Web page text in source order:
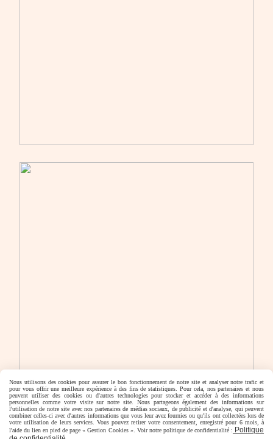
Nous utilisons des cookies pour assurer le bon fonctionnement de notre site et analyser notre trafic et
pour vous offrir une meilleure expérience à des fins de statistiques. Pour cela, nos partenaires et nous
peuvent utiliser des cookies ou d'autres technologies pour stocker et accéder à des informations
personnelles comme votre visite sur notre site. Nous partageons également des informations sur
l'utilisation de notre site avec nos partenaires de médias sociaux, de publicité et d'analyse, qui peuvent
combiner celles-ci avec d'autres informations que vous leur avez fournies ou qu'ils ont collectées lors de
votre utilisation de leurs services. Vous pouvez retirer votre consentement, enregistré pour 6 mois, à
l'aide du lien en pied de page « Gestion Cookies ». Voir notre politique de confidentialité : Politique